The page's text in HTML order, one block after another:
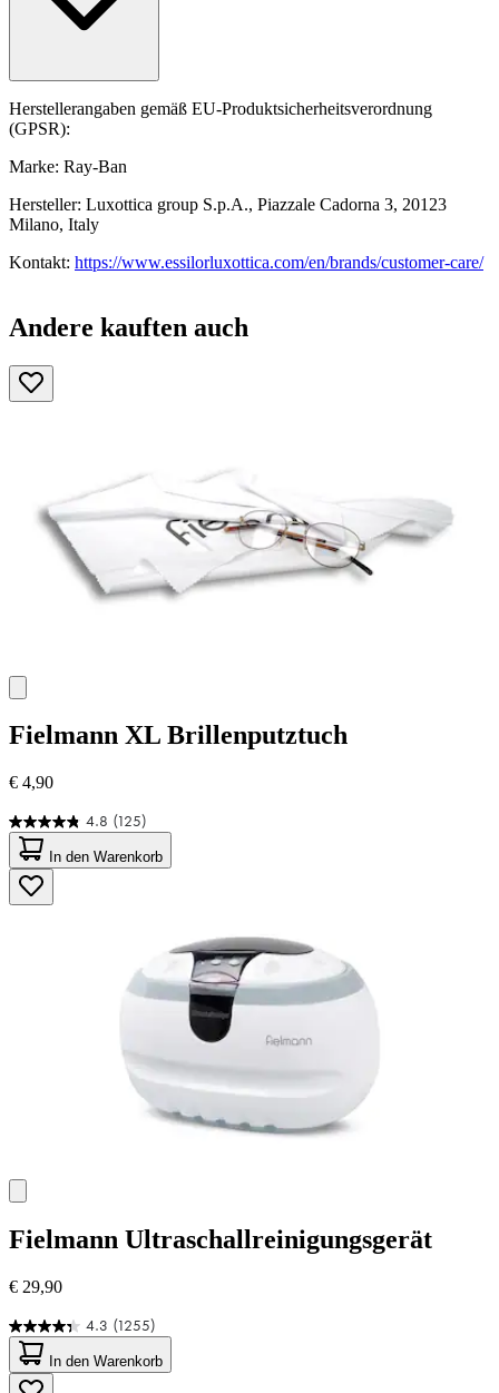
Herstellerangaben gemäß EU-Produktsicherheitsverordnung
(GPSR):
Marke: Ray-Ban
Hersteller: Luxottica group S.p.A., Piazzale Cadorna 3, 20123
Milano, Italy
Kontakt: https://www.essilorluxottica.com/en/brands/customer-care/
Andere kauften auch
Fielmann XL Brillenputztuch
€ 4,90
4.8 (125)
4.8
von
5
Sternen.
125
In den Warenkorb
Fielmann Ultraschallreinigungsgerät
€ 29,90
4.3 (1255)
4.3
von
5
In den Warenkorb